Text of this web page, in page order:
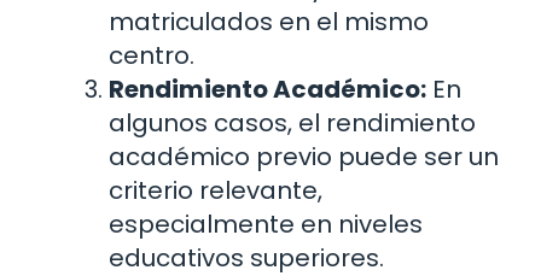
matriculados en el mismo
centro.
Rendimiento Académico: En
algunos casos, el rendimiento
académico previo puede ser un
criterio relevante,
especialmente en niveles
educativos superiores.